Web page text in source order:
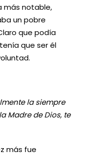
más notable,
un pobre
que podía
que ser él
la siempre
Madre de Dios, te
más fue